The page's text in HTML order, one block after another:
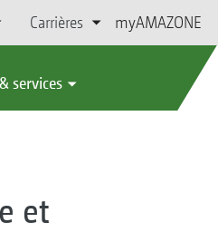
Carrières myAMAZONE
services
et